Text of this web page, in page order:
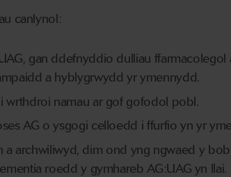
canlynol:
gan ddefnyddio dulliau ffarmacolegol
a hyblygrwydd yr ymennydd.
wrthdroi namau ar gof gofodol pobl.
AG o ysgogi celloedd i ffurfio yn yr
a archwiliwyd, dim ond yng ngwaed y
roedd y gymhareb AG:UAG yn llai.